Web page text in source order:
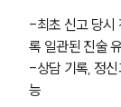
-최초 신고 당시
록 일관된 진술
-상담 기록, 정신
능